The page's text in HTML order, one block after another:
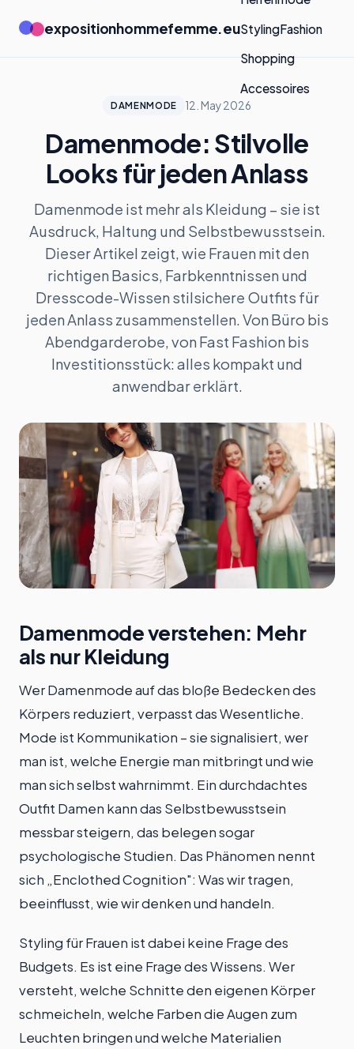
expositionhommefemme.euStylingFashion
Shopping
Accessoires
DAMENMODE 12. May 2026
Damenmode: Stilvolle
Looks für jeden Anlass
Damenmode ist mehr als Kleidung – sie ist
Ausdruck, Haltung und Selbstbewusstsein.
Dieser Artikel zeigt, wie Frauen mit den
richtigen Basics, Farbkenntnissen und
Dresscode-Wissen stilsichere Outfits für
jeden Anlass zusammenstellen. Von Büro bis
Abendgarderobe, von Fast Fashion bis
Investitionsstück: alles kompakt und
anwendbar erklärt.
Damenmode verstehen: Mehr
als nur Kleidung
Wer Damenmode auf das bloße Bedecken des
Körpers reduziert, verpasst das Wesentliche.
Mode ist Kommunikation – sie signalisiert, wer
man ist, welche Energie man mitbringt und wie
man sich selbst wahrnimmt. Ein durchdachtes
Outfit Damen kann das Selbstbewusstsein
messbar steigern, das belegen sogar
psychologische Studien. Das Phänomen nennt
sich „Enclothed Cognition": Was wir tragen,
beeinflusst, wie wir denken und handeln.
Styling für Frauen ist dabei keine Frage des
Budgets. Es ist eine Frage des Wissens. Wer
versteht, welche Schnitte den eigenen Körper
schmeicheln, welche Farben die Augen zum
Leuchten bringen und welche Materialien